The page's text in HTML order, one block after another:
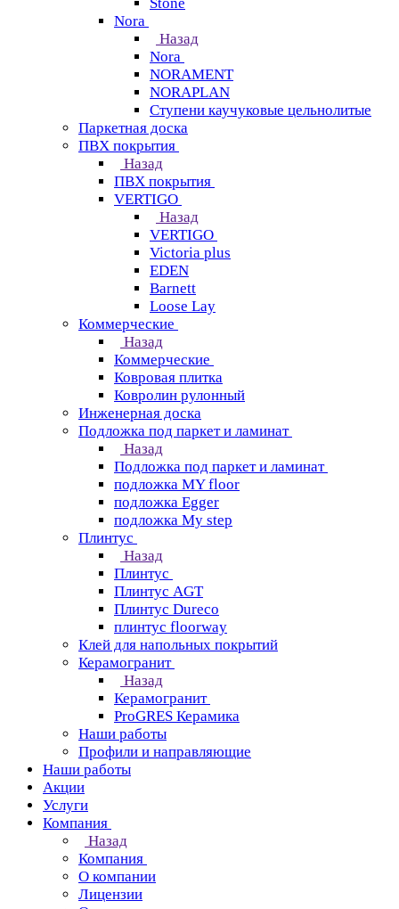
Nora
Назад
Nora
NORAMENT
NORAPLAN
Ступени каучуковые цельнолитые
Паркетная доска
ПВХ покрытия
Назад
ПВХ покрытия
VERTIGO
Назад
VERTIGO
Victoria plus
EDEN
Barnett
Loose Lay
Коммерческие
Назад
Коммерческие
Ковровая плитка
Ковролин рулонный
Инженерная доска
Подложка под паркет и ламинат
Назад
Подложка под паркет и ламинат
подложка MY floor
подложка Egger
подложка My step
Плинтус
Назад
Плинтус
Плинтус AGT
Плинтус Dureco
плинтус floorway
Клей для напольных покрытий
Керамогранит
Назад
Керамогранит
ProGRES Керамика
Наши работы
Профили и направляющие
Наши работы
Акции
Услуги
Компания
Назад
Компания
О компании
Лицензии